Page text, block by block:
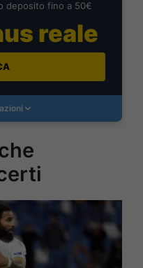
deposito fino a 50€
reale